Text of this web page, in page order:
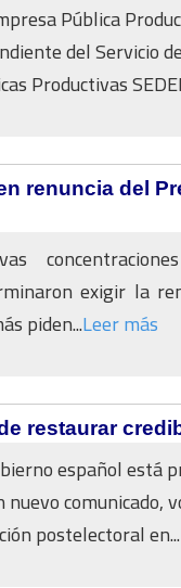
Pública
del Servicio
Productivas
renuncia del
exigir la
piden...Leer más
restaurar
español está
nuevo comunicado,
postelectoral en...